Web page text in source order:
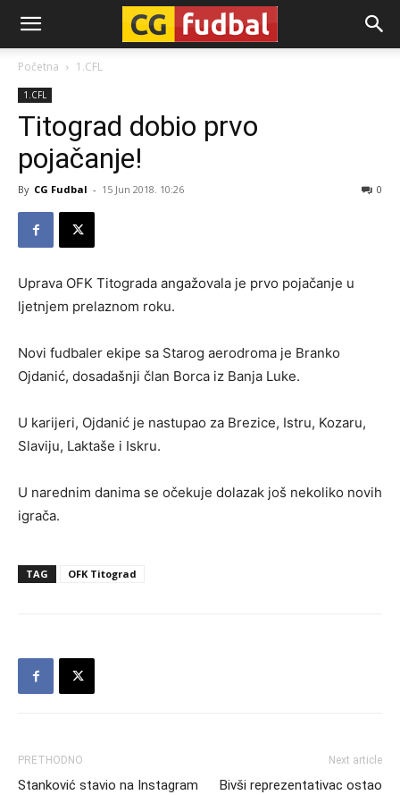
CG-
Fudbal
Početna 1.CFL
1.CFL
Titograd dobio prvo
pojačanje!
By CG Fudbal - 15 Jun 2018. 10:26 0
Uprava OFK Titograda angažovala je prvo pojačanje u
ljetnjem prelaznom roku.
Novi fudbaler ekipe sa Starog aerodroma je Branko
Ojdanić, dosadašnji član Borca iz Banja Luke.
U karijeri, Ojdanić je nastupao za Brezice, Istru, Kozaru,
Slaviju, Laktaše i Iskru.
U narednim danima se očekuje dolazak još nekoliko novih
igrača.
TAG OFK Titograd
PRETHODNO
Stanković stavio na Instagram
Next article
Bivši reprezentativac ostao